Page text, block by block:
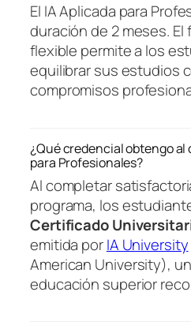
El IA Aplicada para
duración de 2 meses. El
flexible permite a los
equilibrar sus estudios
compromisos
¿Qué credencial obtengo al
para Profesionales?
Al completar
programa, los
Certificado
emitida porIA University
American University),
educación superior